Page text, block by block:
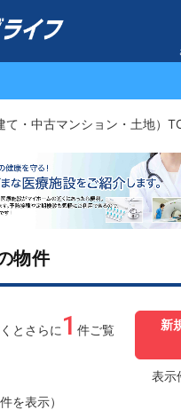
て・中古マンション・土地）
物件
とさらに 1 件ご覧
新
を表示）
表示